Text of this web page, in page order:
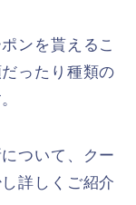
ンを貰えるこ
ったり種類の
ついて、クー
詳しくご紹介